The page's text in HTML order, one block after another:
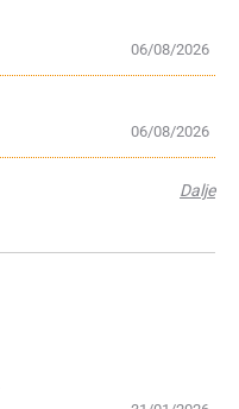
06/08/2026
06/08/2026
Dalje